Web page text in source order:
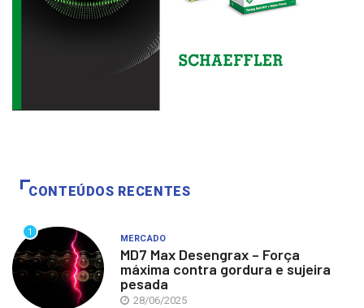
CONTEÚDOS RECENTES
1
MERCADO
MD7 Max Desengrax – Força
máxima contra gordura e sujeira
pesada
28/06/2025